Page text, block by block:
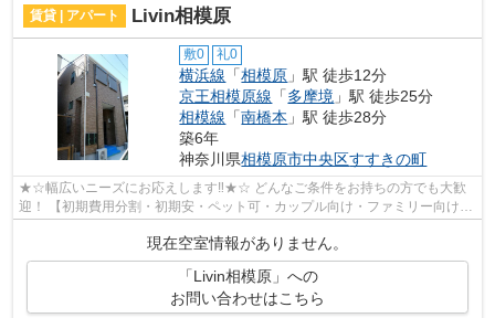
賃貸 | アパート Livin相模原
敷0 礼0
横浜線 「相模原 」駅 徒歩12分
京王相模原線 「多摩境 」駅 徒歩25分
相模線 「南橋本 」駅 徒歩28分
築6年
神奈川県相模原市中央区すすきの町
★☆幅広いニーズにお応えします‼★☆ どんなご条件をお持ちの方でも大歓
迎！ 【初期費用分割・初期安・ペット可・カップル向け・ファミリー向け・
現在空室情報がありません。
「Livin相模原」への
お問い合わせはこちら